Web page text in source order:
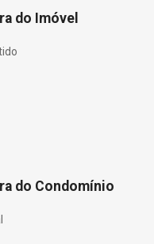
do Imóvel
do Condomínio